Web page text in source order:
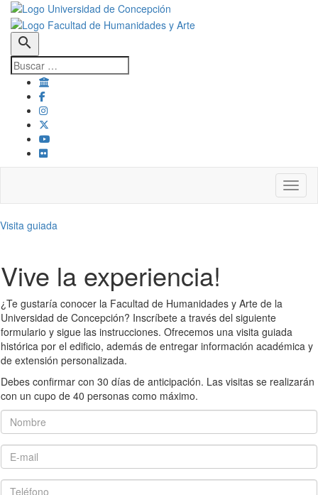
search
Visita guiada
Vive la experiencia!
¿Te gustaría conocer la Facultad de Humanidades y Arte de la
Universidad de Concepción? Inscríbete a través del siguiente
formulario y sigue las instrucciones. Ofrecemos una visita guiada
histórica por el edificio, además de entregar información académica y
de extensión personalizada.
Debes confirmar con 30 días de anticipación. Las visitas se realizarán
con un cupo de 40 personas como máximo.
Nombre
E-mail
Teléfono